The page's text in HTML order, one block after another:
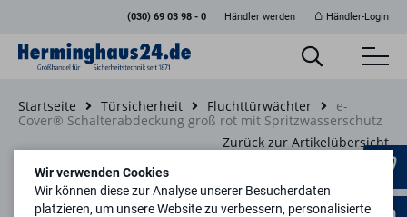
(030) 69 03 98 - 0 Händler werden Händler-Login
Startseite Türsicherheit Fluchttürwächter
e-
Cover® Schalterabdeckung groß rot mit Spritzwasserschutz
Zurück zur Artikelübersicht
Wir verwenden Cookies
Wir können diese zur Analyse unserer Besucherdaten
platzieren, um unsere Website zu verbessern, personalisierte